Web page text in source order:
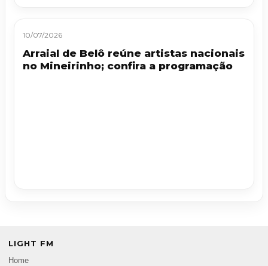
10/07/2026
Arraial de Belô reúne artistas nacionais
no Mineirinho; confira a programação
LIGHT FM
Home